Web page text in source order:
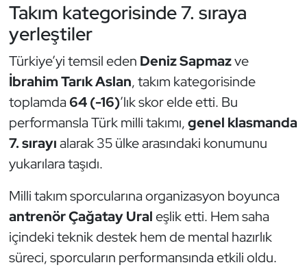
Takım kategorisinde 7. sıraya
yerleştiler
Türkiye’yi temsil eden Deniz Sapmazve
İbrahim Tarık Aslan, takım kategorisinde
toplamda64 (-16)’lık skor elde etti. Bu
performansla Türk milli takımı,genel klasmanda
7. sırayıalarak 35 ülke arasındaki konumunu
yukarılara taşıdı.
Milli takım sporcularına organizasyon boyunca
antrenör Çağatay Uraleşlik etti. Hem saha
içindeki teknik destek hem de mental hazırlık
süreci, sporcuların performansında etkili oldu.
Hentbol
İşitme Engelli Sporcular
Judo ve Kuraş
Kano ve Rafting
Karate
Kayak
Kempo